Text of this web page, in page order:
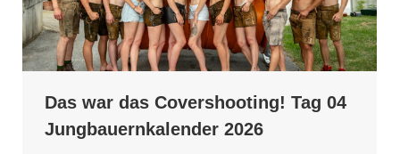
Das war das Covershooting! Tag 04
Jungbauernkalender 2026